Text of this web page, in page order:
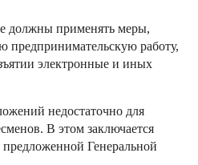
должны применять меры,
предпринимательскую работу,
электронные и иных
недостаточно для
В этом заключается
Генеральной